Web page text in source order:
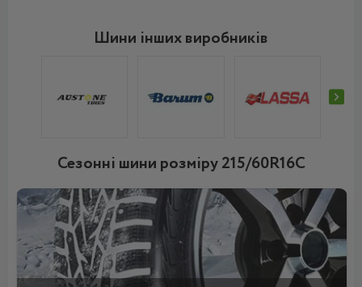
Шини інших виробників
Сезонні шини розміру 215/60R16C